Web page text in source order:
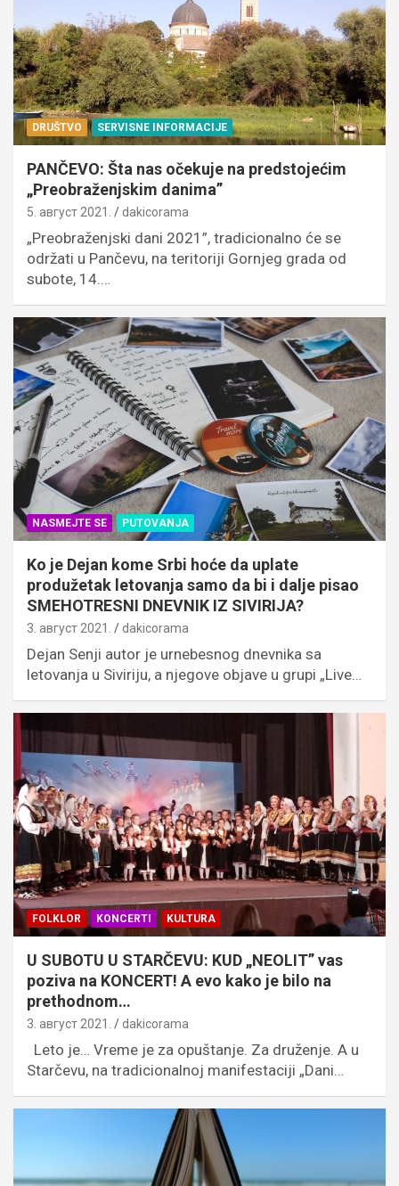
DRUŠTVO SERVISNE INFORMACIJE
PANČEVO: Šta nas očekuje na predstojećim
„Preobraženjskim danima”
5. август 2021. dakicorama
„Preobraženjski dani 2021”, tradicionalno će se
održati u Pančevu, na teritoriji Gornjeg grada od
subote, 14.…
NASMEJTE SE PUTOVANJA
Ko je Dejan kome Srbi hoće da uplate
produžetak letovanja samo da bi i dalje pisao
SMEHOTRESNI DNEVNIK IZ SIVIRIJA?
3. август 2021. dakicorama
Dejan Senji autor je urnebesnog dnevnika sa
letovanja u Siviriju, a njegove objave u grupi „Live…
FOLKLOR KONCERTI KULTURA
U SUBOTU U STARČEVU: KUD „NEOLIT” vas
poziva na KONCERT! A evo kako je bilo na
prethodnom…
3. август 2021. dakicorama
Leto je… Vreme je za opuštanje. Za druženje. A u
Starčevu, na tradicionalnoj manifestaciji „Dani…